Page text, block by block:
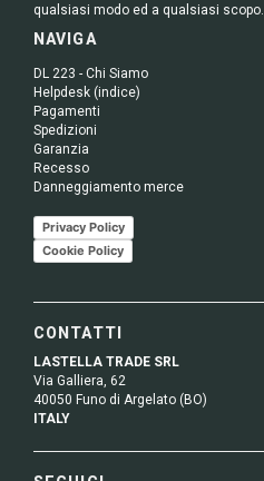
qualsiasi modo ed a qualsiasi scopo.
NAVIGA
DL 223 - Chi Siamo
Helpdesk (indice)
Pagamenti
Spedizioni
Garanzia
Recesso
Danneggiamento merce
Privacy Policy
Cookie Policy
CONTATTI
LASTELLA TRADE SRL
Via Galliera, 62
40050 Funo di Argelato (BO)
ITALY